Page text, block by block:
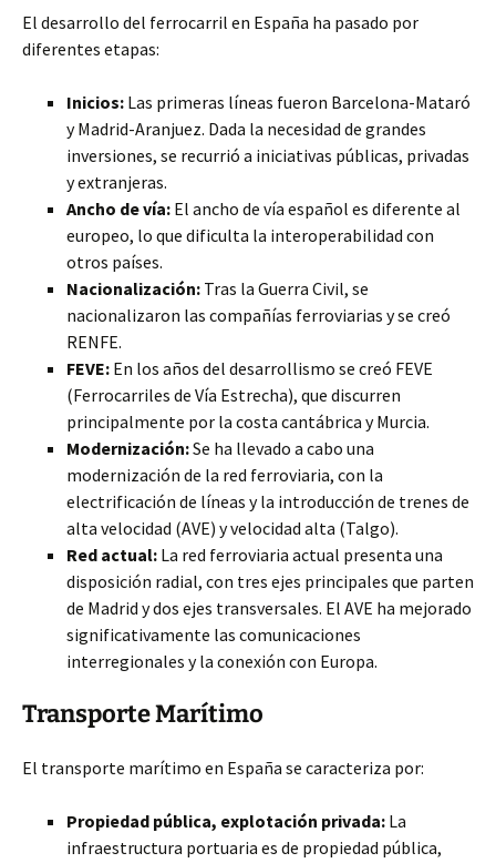
El desarrollo del ferrocarril en España ha pasado por
diferentes etapas:
Inicios: Las primeras líneas fueron Barcelona-Mataró
y Madrid-Aranjuez. Dada la necesidad de grandes
inversiones, se recurrió a iniciativas públicas, privadas
y extranjeras.
Ancho de vía: El ancho de vía español es diferente al
europeo, lo que dificulta la interoperabilidad con
otros países.
Nacionalización: Tras la Guerra Civil, se
nacionalizaron las compañías ferroviarias y se creó
RENFE.
FEVE: En los años del desarrollismo se creó FEVE
(Ferrocarriles de Vía Estrecha), que discurren
principalmente por la costa cantábrica y Murcia.
Modernización:Se ha llevado a cabo una
modernización de la red ferroviaria, con la
electrificación de líneas y la introducción de trenes de
alta velocidad (AVE) y velocidad alta (Talgo).
Red actual: La red ferroviaria actual presenta una
disposición radial, con tres ejes principales que parten
de Madrid y dos ejes transversales. El AVE ha mejorado
significativamente las comunicaciones
interregionales y la conexión con Europa.
Transporte Marítimo
El transporte marítimo en España se caracteriza por:
Propiedad pública, explotación privada: La
infraestructura portuaria es de propiedad pública,